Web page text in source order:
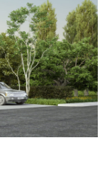
ตยกรรม (รับรอง
รรม (รับรองแบบ